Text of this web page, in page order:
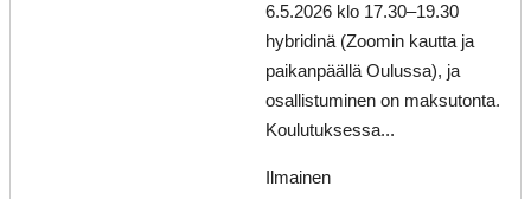
6.5.2026 klo 17.30–19.30
hybridinä (Zoomin kautta ja
paikanpäällä Oulussa), ja
osallistuminen on maksutonta.
Koulutuksessa...
Ilmainen